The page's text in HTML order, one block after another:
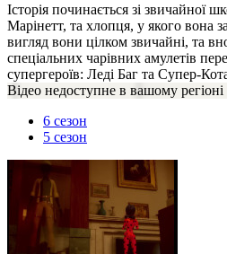
Історія починається зі звичайної
Марінетт, та хлопця, у якого вона
вигляд вони цілком звичайні, та
спеціальних чарівних амулетів
супергероїв: Леді Баг та Супер-
Відео недоступне в вашому регіоні
6 сезон
5 сезон